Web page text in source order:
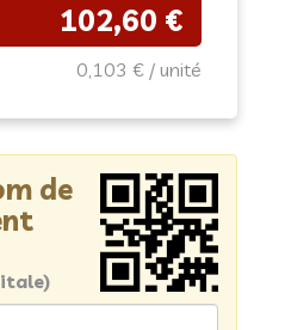
102,60 €
0,103 €
de